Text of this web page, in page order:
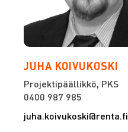
JUHA KOIVUKOSKI
Projektipäällikkö, PKS
0400 987 985
juha.koivukoski@renta.fi